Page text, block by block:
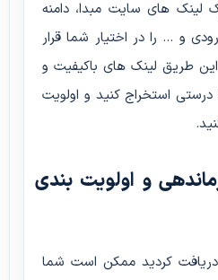
لینک های سایت مبدا، دامنه
و … را در اختیار شما قرار
طریق لینک های باکیفیت و
استخراج کنید و اولویت
و اولویت بندی
دریافت کردید ممکن است شما